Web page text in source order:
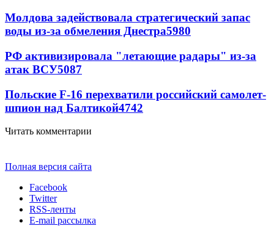
Молдова задействовала стратегический запас
воды из-за обмеления Днестра5980
РФ активизировала "летающие радары" из-за
атак ВСУ5087
Польские F-16 перехватили российский самолет-
шпион над Балтикой4742
Читать комментарии
Полная версия сайта
Facebook
Twitter
RSS-ленты
E-mail рассылка